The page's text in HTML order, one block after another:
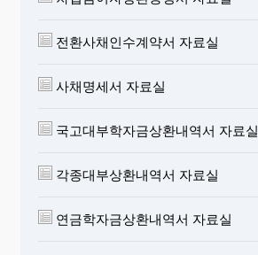
전환사채인수계약서 자료실
사채명세서 자료실
국고대부학자금상환내역서 자료실
각종대부상환내역서 자료실
연금학자금상환내역서 자료실